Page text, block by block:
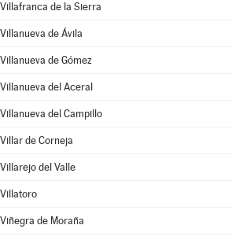
Villafranca de la Sierra
Villanueva de Ávila
Villanueva de Gómez
Villanueva del Aceral
Villanueva del Campillo
Villar de Corneja
Villarejo del Valle
Villatoro
Viñegra de Moraña